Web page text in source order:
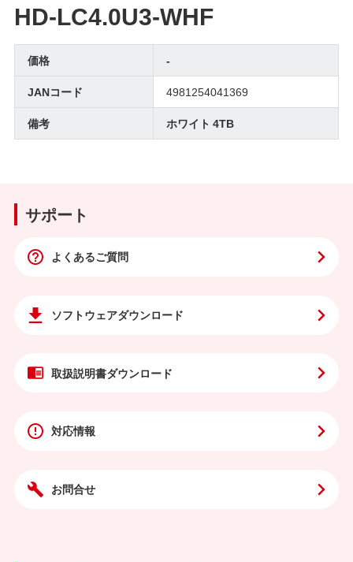
HD-LC4.0U3-WHF
価格
-
JANコード
4981254041369
備考
ホワイト 4TB
サポート
よくあるご質問
ソフトウェアダウンロード
取扱説明書ダウンロード
対応情報
お問合せ